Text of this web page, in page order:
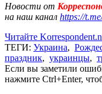
Новости от
на наш канал https://
Читайте
ТЕГИ: Украина,
праздник, украинцы,
Если вы заметили
нажмите Ctrl+Enter,